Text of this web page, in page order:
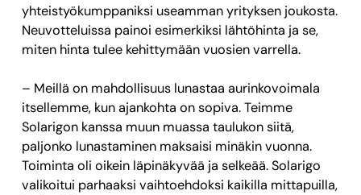
yhteistyökumppaniksi useamman yrityksen joukosta.
Neuvotteluissa painoi esimerkiksi lähtöhinta ja se,
miten hinta tulee kehittymään vuosien varrella.
– Meillä on mahdollisuus lunastaa aurinkovoimala
itsellemme, kun ajankohta on sopiva. Teimme
Solarigon kanssa muun muassa taulukon siitä,
paljonko lunastaminen maksaisi minäkin vuonna.
Toiminta oli oikein läpinäkyvää ja selkeää. Solarigo
valikoitui parhaaksi vaihtoehdoksi kaikilla mittapuilla,